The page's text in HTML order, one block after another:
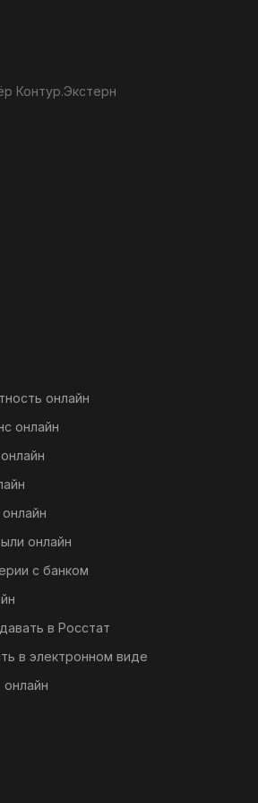
Контур.Экстерн
онлайн
онлайн
онлайн
с банком
в Росстат
в электронном виде
онлайн